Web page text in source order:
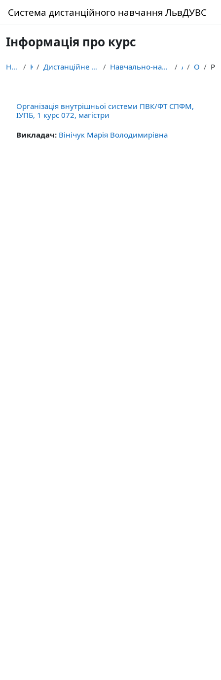
Система дистанційного навчання ЛьвДУВС
Інформація про курс
На головну Курси Дистанційне навчання здобувачів освіти ЛьвДУВС Навчально-науковий інститут управління, психології... Архів ОВС ПВК
Організація внутрішньої системи ПВК/ФТ СПФМ,
ІУПБ, 1 курс 072, магістри
Викладач: Вінічук Марія Володимирівна